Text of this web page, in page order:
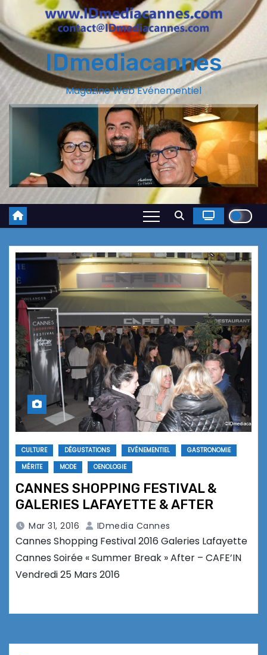
IDmediacannes
Magazine Web Evénementiel
CULTURE DÉGUSTATIONS EVÉNEMENTIEL
GASTRONOMIE
MÉRITE
MODE OENOLOGIE
CANNES SHOPPING FESTIVAL &
GALERIES LAFAYETTE & AFTER
Mar 31, 2016 IDmedia Cannes
Cannes Shopping Festival 2016 Galeries Lafayette
Cannes Soirée « Summer Break » After – CAFE’IN
Vendredi 25 Mars 2016